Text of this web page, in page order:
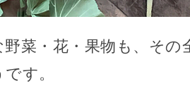
菜・花・果物も、その
す。